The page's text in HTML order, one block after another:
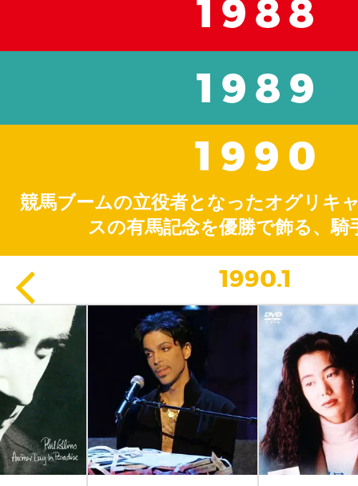
競馬ブームの立役者となったオグリキ
スの有馬記念を優勝で飾る、騎
1990.1